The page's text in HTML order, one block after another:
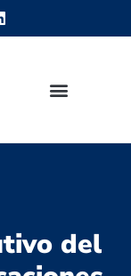
del